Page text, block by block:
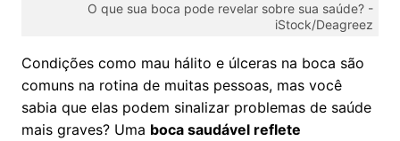
O que sua boca pode revelar sobre sua saúde? -
iStock/Deagreez
Condições como mau hálito e úlceras na boca são
comuns na rotina de muitas pessoas, mas você
sabia que elas podem sinalizar problemas de saúde
mais graves? Uma boca saudável reflete